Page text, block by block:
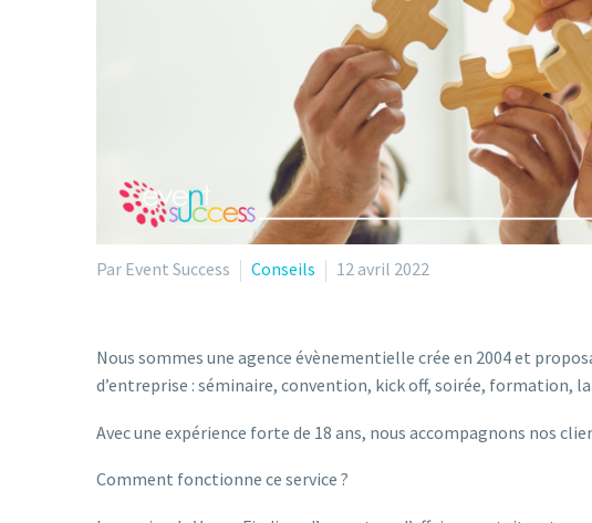
Par Event Success Conseils 12 avril 2022
Nous sommes une agence évènementielle crée en 2004 et
d’entreprise : séminaire, convention, kick off, soirée,
Avec une expérience forte de 18 ans, nous accompagnons nos
Comment fonctionne ce service ?